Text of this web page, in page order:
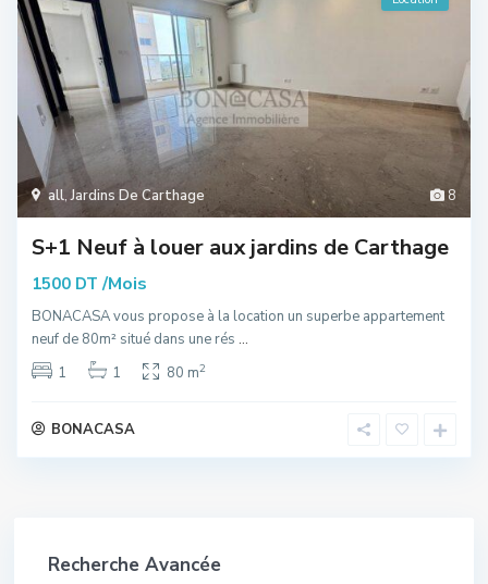
8
all,Jardins De Carthage
S+1 Neuf à louer aux jardins de Carthage
1500 DT /Mois
BONACASA vous propose à la location un superbe appartement
neuf de 80m² situé dans une rés ...
1
1 80 m2
BONACASA
Recherche Avancée